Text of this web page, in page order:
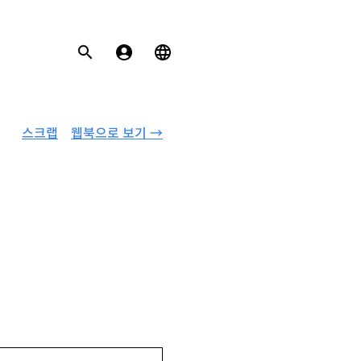
웹북으로 보기 →
스크랩